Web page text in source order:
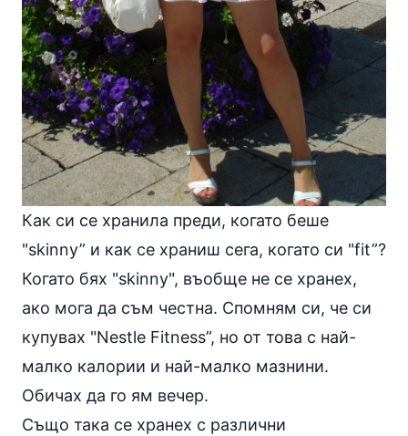
Как си се хранила преди, когато беше
"skinny” и как се храниш сега, когато си "fit”?
Когато бях "skinny", въобще не се хранех,
ако мога да съм честна. Спомням си, че си
купувах "Nestle Fitness”, но от това с най-
малко калории и най-малко мазнини.
Обичах да го ям вечер.
Също така се хранех с различни